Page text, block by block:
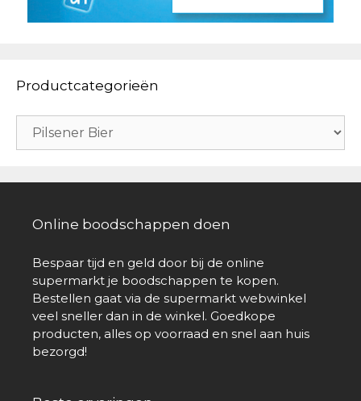
Productcategorieën
Online boodschappen doen
Bespaar tijd en geld door bij de online
supermarkt je boodschappen te kopen.
Bestellen gaat via de supermarkt webwinkel
veel sneller dan in de winkel. Goedkope
producten, alles op voorraad en snel aan huis
bezorgd!